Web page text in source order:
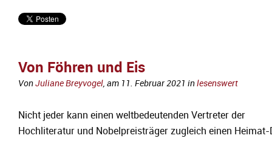
Von Föhren und Eis
VonJuliane Breyvogel, am 11. Februar 2021 inlesenswert
Nicht jeder kann einen weltbedeutenden Vertreter der
Hochliteratur und Nobelpreisträger zugleich einen